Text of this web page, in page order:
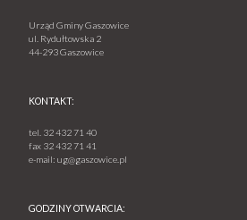
Urząd Gminy Gaszowice
ul. Rydułtowska 2
44-293 Gaszowice
KONTAKT:
tel. 32 432 71 40
fax 32 432 71 41
e-mail:ug@gaszowice.pl
GODZINY OTWARCIA: